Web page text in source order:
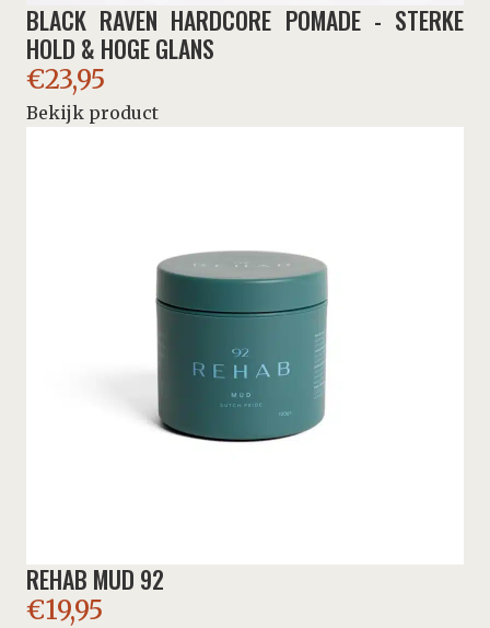
BLACK RAVEN HARDCORE POMADE - STERKE
HOLD & HOGE GLANS
€23,95
Bekijk product
REHAB MUD 92
€19,95